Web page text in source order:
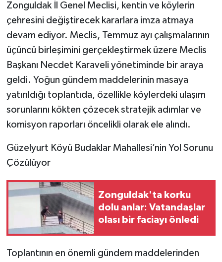
​Zonguldak İl Genel Meclisi, kentin ve köylerin
çehresini değiştirecek kararlara imza atmaya
devam ediyor. Meclis, Temmuz ayı çalışmalarının
üçüncü birleşimini gerçekleştirmek üzere Meclis
Başkanı Necdet Karaveli yönetiminde bir araya
geldi. Yoğun gündem maddelerinin masaya
yatırıldığı toplantıda, özellikle köylerdeki ulaşım
sorunlarını kökten çözecek stratejik adımlar ve
komisyon raporları öncelikli olarak ele alındı.
​Güzelyurt Köyü Budaklar Mahallesi’nin Yol Sorunu
Çözülüyor
Zonguldak'ta korku
dolu anlar: Vatandaşlar
olası bir faciayı önledi
​Toplantının en önemli gündem maddelerinden